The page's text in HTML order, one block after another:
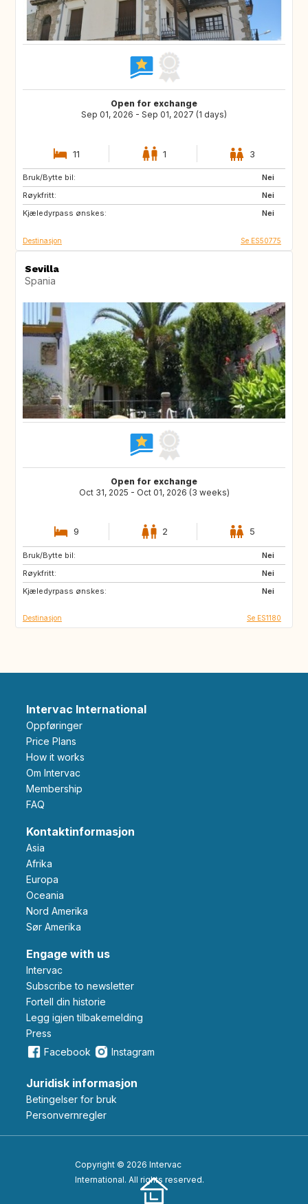
Open for exchange
Sep 01, 2026 - Sep 01, 2027 (1 days)
11 1 3
Bruk/Bytte bil:
Nei
Røykfritt:
Nei
Kjæledyrpass ønskes:
Nei
DE
RO
GE
Destinasjon Se ES50775
Sevilla
Spania
Open for exchange
Oct 31, 2025 - Oct 01, 2026 (3 weeks)
9 2 5
Bruk/Bytte bil:
Nei
Røykfritt:
Nei
Kjæledyrpass ønskes:
Nei
ES
HR
GR
Destinasjon Se ES1180
Intervac International
Oppføringer
Price Plans
How it works
Om Intervac
Membership
FAQ
Kontaktinformasjon
Asia
Afrika
Europa
Oceania
Nord Amerika
Sør Amerika
Engage with us
Intervac
Subscribe to newsletter
Fortell din historie
Legg igjen tilbakemelding
Press
Facebook
Instagram
Juridisk informasjon
Betingelser for bruk
Personvernregler
Copyright © 2026 Intervac
International. All rights reserved.